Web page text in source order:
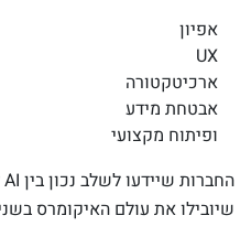
אפיון
UX
ארכיטקטורה
אבטחת מידע
ופיתוח מקצועי
שיובילו את עולם האיקומרס